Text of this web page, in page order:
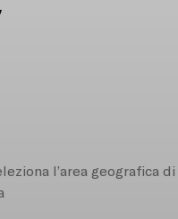
l’area geografica di